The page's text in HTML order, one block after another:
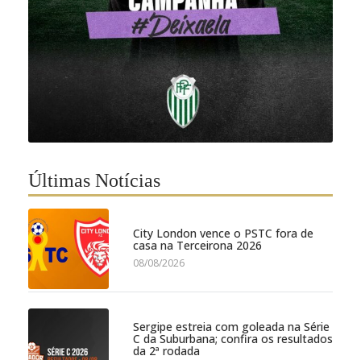
Últimas Notícias
City London vence o PSTC fora de
casa na Terceirona 2026
08/08/2026
Sergipe estreia com goleada na Série
C da Suburbana; confira os resultados
da 2ª rodada